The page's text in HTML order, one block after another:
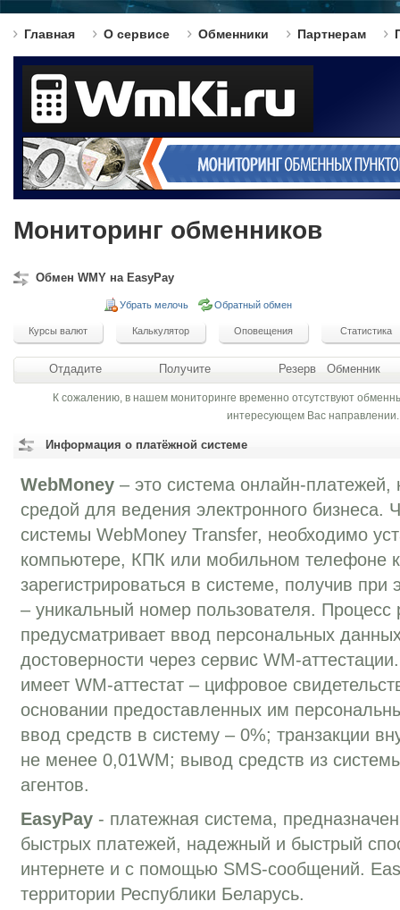
Главная О сервисе Обменники Партнерам
Мониторинг обменников
Обмен WMY на EasyPay
Убрать мелочь Обратный обмен
Отдадите Получите Резерв Обменник
К сожалению, в нашем мониторинге временно отсутствуют
интересующем Вас направлении.
Информация о платёжной системе
WebMoney – это система онлайн-платежей,
средой для ведения электронного бизнеса.
системы WebMoney Transfer, необходимо
компьютере, КПК или мобильном телефоне
зарегистрироваться в системе, получив
– уникальный номер пользователя. Процесс
предусматривает ввод персональных
достоверности через сервис WM-
имеет WM-аттестат – цифровое
основании предоставленных им
ввод средств в систему – 0%; транзакции
не менее 0,01WM; вывод средств из
агентов.
EasyPay - платежная система,
быстрых платежей, надежный и быстрый
интернете и с помощью SMS-сообщений.
территории Республики Беларусь.